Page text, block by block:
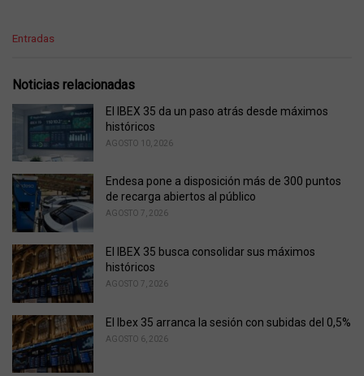
C
e
o
Entradas
Noticias relacionadas
El IBEX 35 da un paso atrás desde máximos
históricos
AGOSTO 10, 2026
Endesa pone a disposición más de 300 puntos
de recarga abiertos al público
AGOSTO 7, 2026
El IBEX 35 busca consolidar sus máximos
históricos
AGOSTO 7, 2026
El Ibex 35 arranca la sesión con subidas del 0,5%
AGOSTO 6, 2026